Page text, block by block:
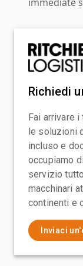
Richiedi
Fai arrivare
le soluzioni
incluso e
occupiamo
servizio
macchinari
continenti e
Inviaci